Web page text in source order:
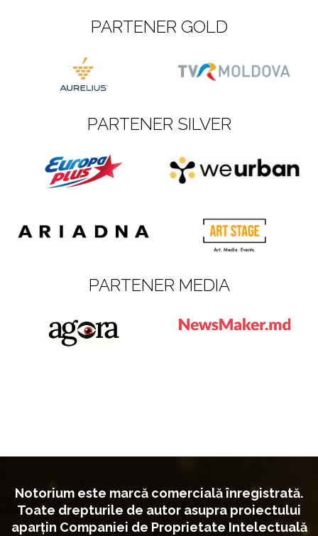
PARTENER GOLD
PARTENER SILVER
PARTENER MEDIA
Notorium este marcă comercială înregistrată.
Toate drepturile de autor asupra proiectului
aparțin Companiei de Proprietate Intelectuală